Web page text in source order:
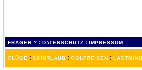
FRAGEN ? : DATENSCHUTZ : IMPRESSUM
FLÜGE : SKIURLAUB : GOLFREISEN :